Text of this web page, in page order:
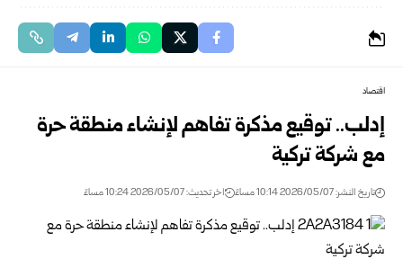
اقتصاد
إدلب.. توقيع مذكرة تفاهم لإنشاء منطقة حرة
مع شركة تركية
تاريخ النشر: 2026/05/07 10:14 مساءً اخر تحديث: 2026/05/07 10:24 مساءً